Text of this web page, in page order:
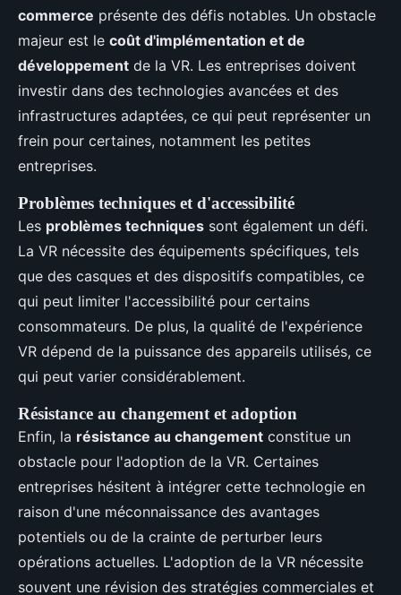
commerce présente des défis notables. Un obstacle
majeur est le coût d'implémentation et de
développement de la VR. Les entreprises doivent
investir dans des technologies avancées et des
infrastructures adaptées, ce qui peut représenter un
frein pour certaines, notamment les petites
entreprises.
Problèmes techniques et d'accessibilité
Les problèmes techniques sont également un défi.
La VR nécessite des équipements spécifiques, tels
que des casques et des dispositifs compatibles, ce
qui peut limiter l'accessibilité pour certains
consommateurs. De plus, la qualité de l'expérience
VR dépend de la puissance des appareils utilisés, ce
qui peut varier considérablement.
Résistance au changement et adoption
Enfin, la résistance au changement constitue un
obstacle pour l'adoption de la VR. Certaines
entreprises hésitent à intégrer cette technologie en
raison d'une méconnaissance des avantages
potentiels ou de la crainte de perturber leurs
opérations actuelles. L'adoption de la VR nécessite
souvent une révision des stratégies commerciales et